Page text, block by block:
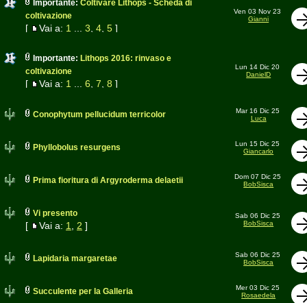
Importante: Coltivare Lithops - Scheda di
coltivazione
[ Vai a: 1 3 4, 5]
Ven 03 Nov 23
Gianni
Importante: Lithops 2016: rinvaso e
coltivazione
[ Vai a: 1 6 7 8 ]
Lun 14 Dic 20
DanielD
Conophytum pellucidum terricolor
Mar 16 Dic 25
Luca
Phyllobolus resurgens
Lun 15 Dic 25
Giancarlo
Prima fioritura di Argyroderma delaetii
Dom 07 Dic 25
BobSisca
Vi presento
[ Vai a: 1 2 ]
Sab 06 Dic 25
BobSisca
Lapidaria margaretae
Sab 06 Dic 25
BobSisca
Succulente per la Galleria
Mer 03 Dic 25
Rosaedela